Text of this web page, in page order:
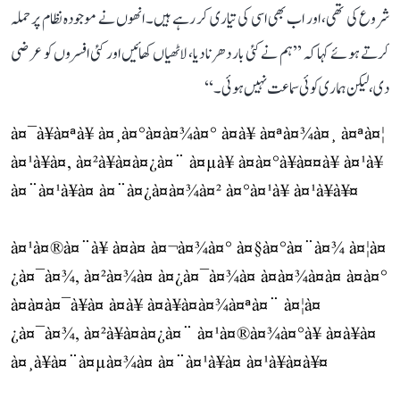
شروع کی تھی، اور اب بھی اسی کی تیاری کر رہے ہیں۔ انھوں نے موجودہ نظام پر حملہ
کرتے ہوئے کہا کہ ’’ہم نے کئی بار دھرنا دیا، لاٹھیاں کھائیں اور کئی افسروں کو عرضی
دی، لیکن ہماری کوئی سماعت نہیں ہوئی۔‘‘
à¤¯à¥à¤ªà¥ à¤¸à¤°à¤à¤¾à¤° à¤à¥ à¤ªà¤¾à¤¸ à¤ªà¤¦
à¤¹à¥à¤, à¤²à¥à¤à¤¿à¤¨ à¤µà¥ à¤­à¤°à¥à¤¤à¥ à¤¹à¥
à¤¨à¤¹à¥à¤ à¤¨à¤¿à¤à¤¾à¤² à¤°à¤¹à¥ à¤¹à¥à¥¤
à¤¹à¤®à¤¨à¥ à¤à¤ à¤¬à¤¾à¤° à¤§à¤°à¤¨à¤¾ à¤¦à¤
¿à¤¯à¤¾, à¤²à¤¾à¤ à¤¿à¤¯à¤¾à¤ à¤à¤¾à¤à¤ à¤à¤°
à¤à¤à¤¯à¥à¤ à¤à¥ à¤à¥à¤à¤¾à¤ªà¤¨ à¤¦à¤
¿à¤¯à¤¾, à¤²à¥à¤à¤¿à¤¨ à¤¹à¤®à¤¾à¤°à¥ à¤à¥à¤
à¤¸à¥à¤¨à¤µà¤¾à¤ à¤¨à¤¹à¥à¤ à¤¹à¥à¤à¥¤